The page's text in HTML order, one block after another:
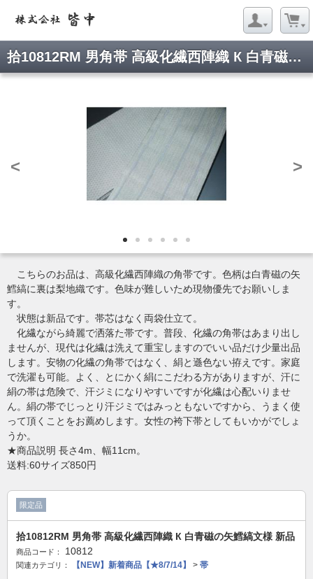
拾10812RM 男角帯 高級化繊西陣織 К 白青磁の矢鱈縞文様 新品
< >
こちらのお品は、高級化繊西陣織の角帯です。色柄は白青磁の矢
鱈縞に裏は梨地織です。色味が難しいため現物優先でお願いしま
す。
状態は新品です。帯芯はなく両袋仕立て。
化繊ながら綺麗で洒落た帯です。普段、化繊の角帯はあまり出し
ませんが、現代は化繊は洗えて重宝しますのでいい品だけ少量出品
します。安物の化繊の角帯ではなく、絹と遜色ない拵えです。家庭
で洗濯も可能。よく、とにかく絹にこだわる方がありますが、汗に
絹の帯は危険で、汗ジミになりやすいですが化繊は心配いりませ
ん。絹の帯でじっとり汗ジミではみっともないですから、うまく使
って頂くことをお薦めします。女性の袴下帯としてもいかがでしょ
うか。
★商品説明 長さ4m、幅11cm。
送料:60サイズ850円
限定品
拾10812RM 男角帯 高級化繊西陣織 К 白青磁の矢鱈縞文様 新品
商品コード： 10812
関連カテゴリ： 【NEW】新着商品【★8/7/14】 > 帯